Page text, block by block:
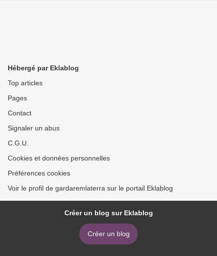
Hébergé par Eklablog
Top articles
Pages
Contact
Signaler un abus
C.G.U.
Cookies et données personnelles
Préférences cookies
Voir le profil de gardaremlaterra sur le portail Eklablog
Créer un blog sur Eklablog
Créer un blog